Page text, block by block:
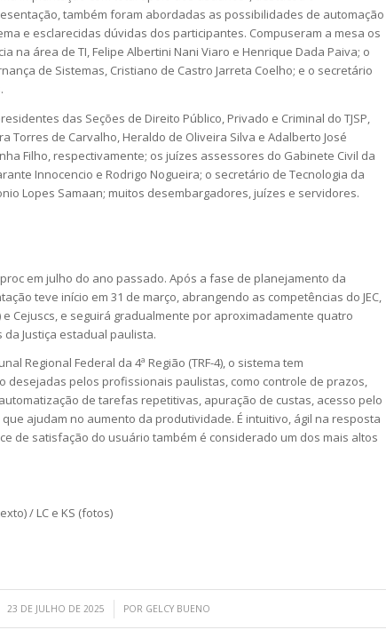
também foram abordadas as possibilidades de automação
e esclarecidas dúvidas dos participantes. Compuseram a mesa os
na área de TI, Felipe Albertini Nani Viaro e Henrique Dada Paiva; o
de Sistemas, Cristiano de Castro Jarreta Coelho; e o secretário
das Seções de Direito Público, Privado e Criminal do TJSP,
Torres de Carvalho, Heraldo de Oliveira Silva e Adalberto José
Filho, respectivamente; os juízes assessores do Gabinete Civil da
Innocencio e Rodrigo Nogueira; o secretário de Tecnologia da
Lopes Samaan; muitos desembargadores, juízes e servidores.
em julho do ano passado. Após a fase de planejamento da
teve início em 31 de março, abrangendo as competências do JEC,
e Cejuscs, e seguirá gradualmente por aproximadamente quatro
Justiça estadual paulista.
Regional Federal da 4ª Região (TRF-4), o sistema tem
desejadas pelos profissionais paulistas, como controle de prazos,
de tarefas repetitivas, apuração de custas, acesso pelo
ajudam no aumento da produtividade. É intuitivo, ágil na resposta
de satisfação do usuário também é considerado um dos mais altos
/ LC e KS (fotos)
23 DE JULHO DE 2025
/ POR GELCY BUENO